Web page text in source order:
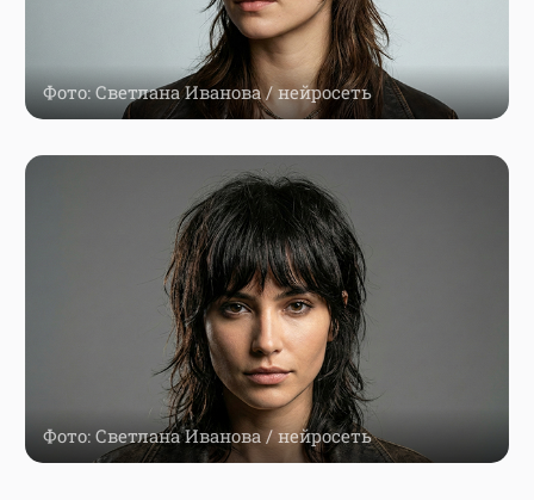
Фото: Светлана Иванова / нейросеть
Фото: Светлана Иванова / нейросеть